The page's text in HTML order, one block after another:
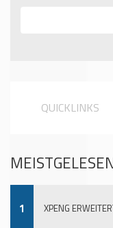
QUICKLINKS
1 XPENG